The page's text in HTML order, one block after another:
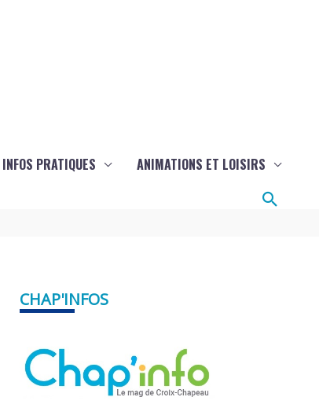
INFOS PRATIQUES ANIMATIONS ET LOISIRS
CHAP'INFOS